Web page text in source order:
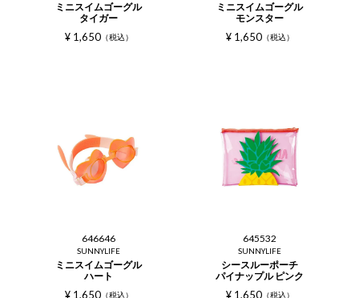
ミニスイムゴーグル
タイガー
¥ 1,650 税込
ミニスイムゴーグル
モンスター
¥ 1,650 税込
646646
SUNNYLIFE
ミニスイムゴーグル
ハート
¥ 1,650 税込
645532
SUNNYLIFE
シースルーポーチ
パイナップル ピンク
¥ 1,650 税込